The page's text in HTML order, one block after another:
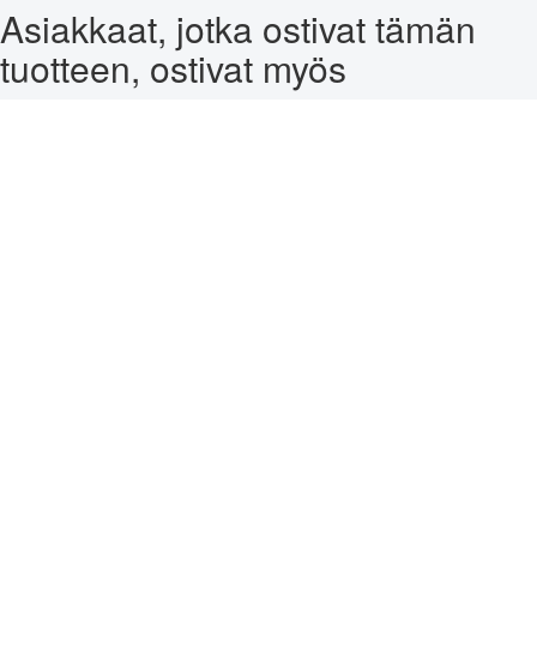
Asiakkaat, jotka ostivat tämän
tuotteen, ostivat myös